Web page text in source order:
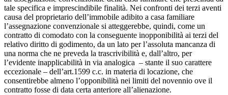
tale specifica e imprescindibile finalità. Nei confronti dei terzi aventi
causa del proprietario dell’immobile adibito a casa familiare
l’assegnazione convenzionale si atteggerebbe, quindi, come un
contratto di comodato con la conseguente inopponibilità ai terzi del
relativo diritto di godimento, da un lato per l’assoluta mancanza di
una norma che ne preveda la trascrivibilità e, dall’altro, per
l’evidente inapplicabilità in via analogica – stante il suo carattere
eccezionale – dell’art.1599 c.c. in materia di locazione, che
consentirebbe almeno l’opponibilità nei limiti del novennio ove il
contratto fosse di data certa anteriore all’alienazione.